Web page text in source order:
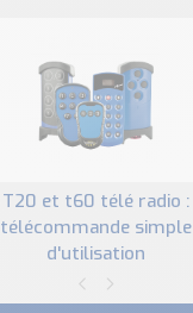
t20 et t60 télé radio :
télécommande simple
d'utilisation